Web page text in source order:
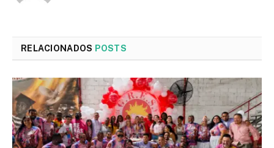
RELACIONADOS POSTS